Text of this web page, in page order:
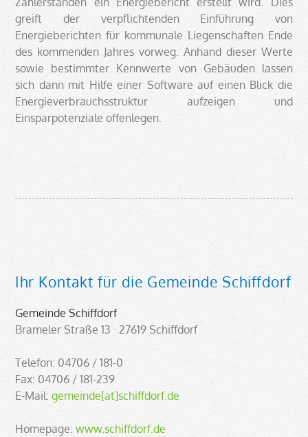
greift der verpflichtenden Einführung von
Energieberichten für kommunale Liegenschaften Ende
des kommenden Jahres vorweg. Anhand dieser Werte
sowie bestimmter Kennwerte von Gebäuden lassen
sich dann mit Hilfe einer Software auf einen Blick die
Energieverbrauchsstruktur aufzeigen und
Einsparpotenziale offenlegen.
Ihr Kontakt für die Gemeinde Schiffdorf
Gemeinde Schiffdorf
Brameler Straße 13 · 27619 Schiffdorf
Telefon: 04706 / 181-0
Fax: 04706 / 181-239
E-Mail:gemeinde[at]schiffdorf.de
Homepage:www.schiffdorf.de